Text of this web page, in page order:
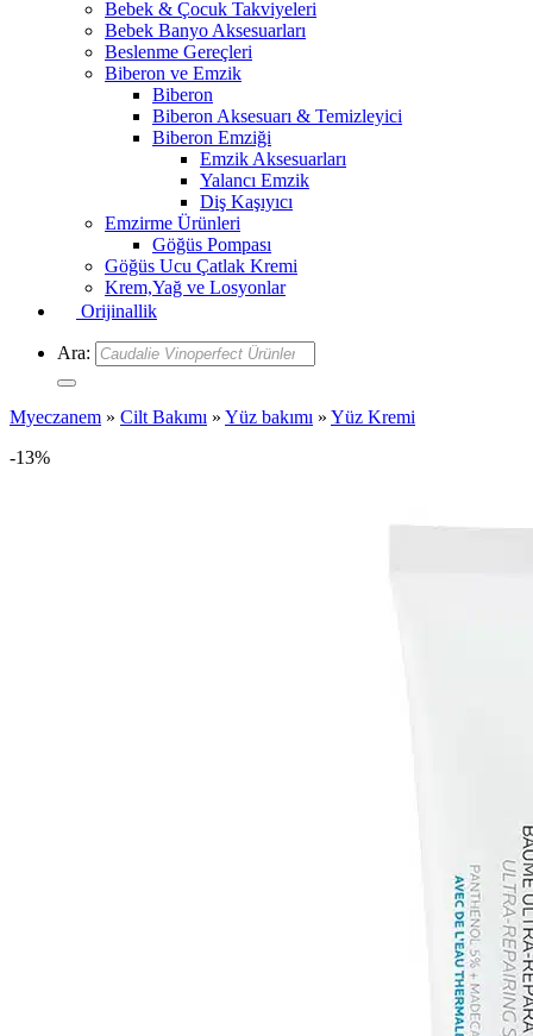
Bebek & Çocuk Takviyeleri
Bebek Banyo Aksesuarları
Beslenme Gereçleri
Biberon ve Emzik
Biberon
Biberon Aksesuarı & Temizleyici
Biberon Emziği
Emzik Aksesuarları
Yalancı Emzik
Diş Kaşıyıcı
Emzirme Ürünleri
Göğüs Pompası
Göğüs Ucu Çatlak Kremi
Krem,Yağ ve Losyonlar
Orijinallik
Ara:
Myeczanem » Cilt Bakımı » Yüz bakımı » Yüz Kremi
-13%